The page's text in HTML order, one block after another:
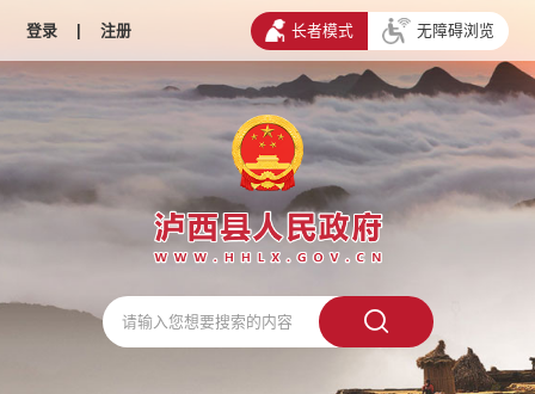
登录 | 注册 长者模式 无障碍浏览